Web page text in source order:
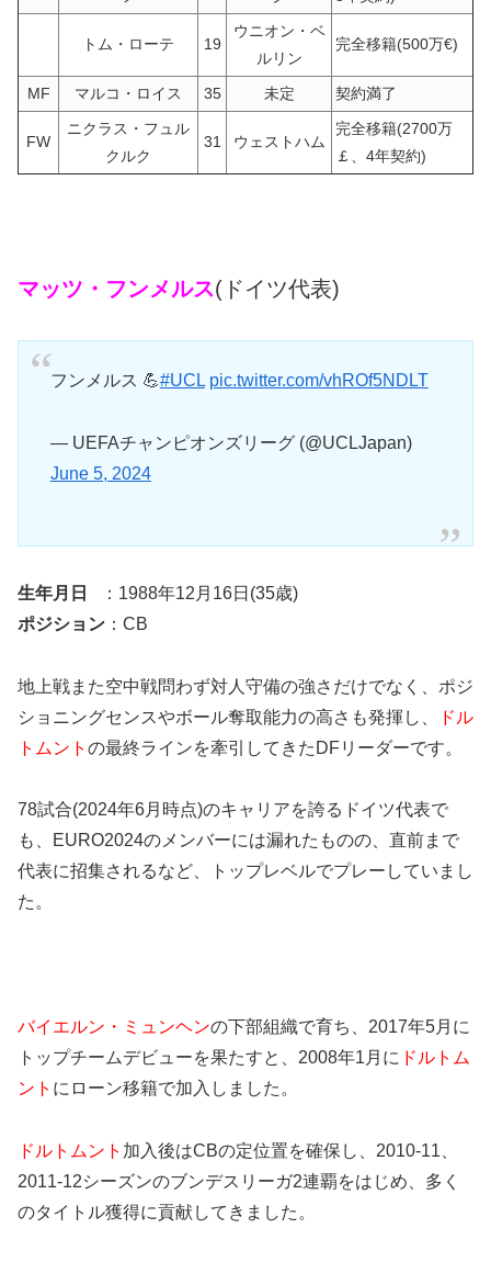
トム・ローテ 19
ウニオン・ベ
ルリン
完全移籍(500万€)
MF マルコ・ロイス 35 未定 契約満了
FW
ニクラス・フュル
クルク
31 ウェストハム
完全移籍(2700万
￡、4年契約)
マッツ・フンメルス(ドイツ代表)
フンメルス 💪#UCL pic.twitter.com/vhROf5NDLT
— UEFAチャンピオンズリーグ (@UCLJapan)
June 5, 2024
生年月日
：1988年12月16日(35歳)
ポジション ：CB
地上戦また空中戦問わず対人守備の強さだけでなく、ポジ
ショニングセンスやボール奪取能力の高さも発揮し、
ドル
トムント の最終ラインを牽引してきたDFリーダーです。
78試合(2024年6月時点)のキャリアを誇るドイツ代表で
も、EURO2024のメンバーには漏れたものの、直前まで
代表に招集されるなど、トップレベルでプレーしていまし
た。
バイエルン・ミュンヘンの下部組織で育ち、2017年5月に
トップチームデビューを果たすと、2008年1月に ドルトム
ント にローン移籍で加入しました。
ドルトムント 加入後はCBの定位置を確保し、2010-11、
2011-12シーズンのブンデスリーガ2連覇をはじめ、多く
のタイトル獲得に貢献してきました。